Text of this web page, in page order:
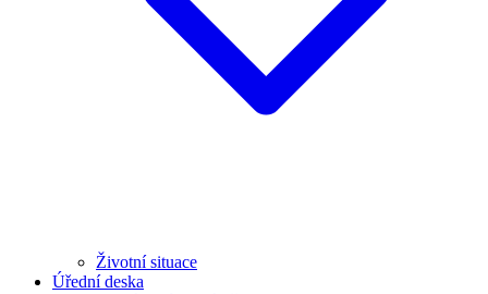
Životní situace
Úřední deska